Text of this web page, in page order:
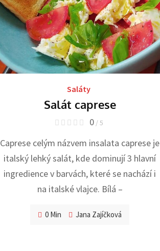
Saláty
Salát caprese
0 / 5
Caprese celým názvem insalata caprese je
italský lehký salát, kde dominují 3 hlavní
ingredience v barvách, které se nachází i
na italské vlajce. Bílá –
0 Min Jana Zajíčková